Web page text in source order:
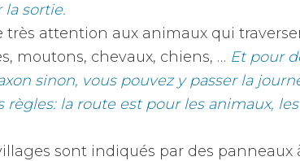
sortie.
très attention aux animaux qui
moutons, chevaux, chiens, … Et pour
sinon, vous pouvez y passer la
règles: la route est pour les animaux,
sont indiqués par des panneaux